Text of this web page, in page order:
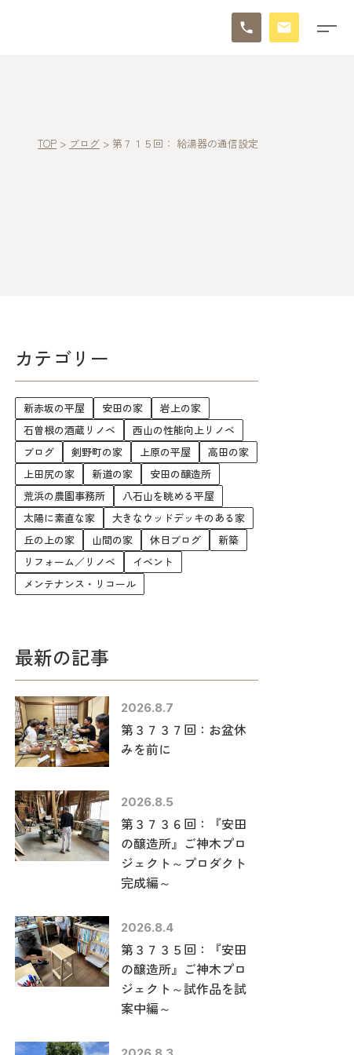
TOP > ブログ > 第７１５回： 給湯器の通信設定
カテゴリー
新赤坂の平屋 安田の家
岩上の家
石曽根の酒蔵リノベ
西山の性能向上リノベ
ブログ
剣野町の家 上原の平屋
高田の家
上田尻の家
新道の家
安田の醸造所
荒浜の農園事務所
八石山を眺める平屋
太陽に素直な家
大きなウッドデッキのある家
丘の上の家
山間の家 休日ブログ
新築
リフォーム／リノベ
イベント
メンテナンス・リコール
最新の記事
2026.8.7
第３７３７回：お盆休
みを前に
2026.8.5
第３７３６回：『安田
の醸造所』ご神木プロ
ジェクト～プロダクト
完成編～
2026.8.4
第３７３５回：『安田
の醸造所』ご神木プロ
ジェクト～試作品を試
案中編～